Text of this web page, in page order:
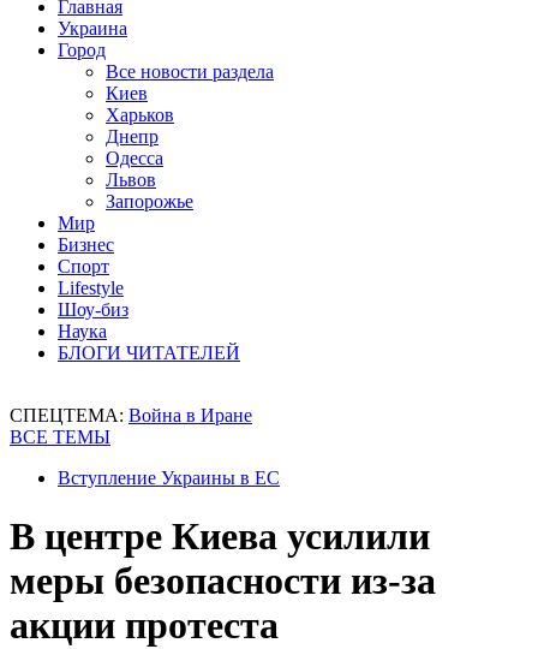
Главная
Украина
Город
Все новости раздела
Киев
Харьков
Днепр
Одесса
Львов
Запорожье
Мир
Бизнес
Спорт
Lifestyle
Шоу-биз
Наука
БЛОГИ ЧИТАТЕЛЕЙ
СПЕЦТЕМА: Война в Иране
ВСЕ ТЕМЫ
Вступление Украины в ЕС
В центре Киева усилили
меры безопасности из-за
акции протеста